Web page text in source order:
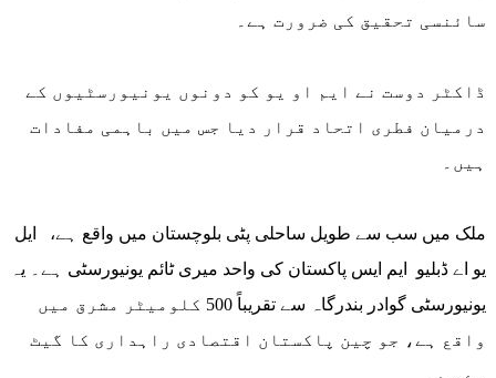
سائنسی تحقیق کی ضرورت ہے۔
ڈاکٹر دوست نے ایم او یو کو دونوں یونیورسٹیوں کے
درمیان فطری اتحاد قرار دیا جس میں باہمی مفادات
ہیں۔
ملک میں سب سے طویل ساحلی پٹی بلوچستان میں واقع ہے، ایل
یو اے ڈبلیو ایم ایس پاکستان کی واحد میری ٹائم یونیورسٹی ہے۔ یہ
یونیورسٹی گوادر بندرگاہ سے تقریباً 500 کلومیٹر مشرق میں
واقع ہے، جو چین پاکستان اقتصادی راہداری کا گیٹ